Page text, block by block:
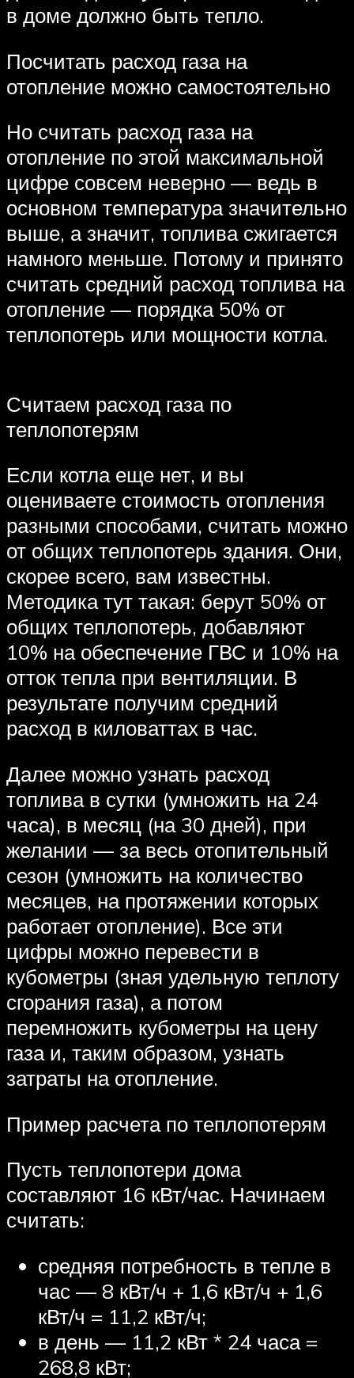
в доме должно быть тепло.
Посчитать расход газа на
отопление можно самостоятельно
Но считать расход газа на
отопление по этой максимальной
цифре совсем неверно — ведь в
основном температура значительно
выше, а значит, топлива сжигается
намного меньше. Потому и принято
считать средний расход топлива на
отопление — порядка 50% от
теплопотерь или мощности котла.
Считаем расход газа по
теплопотерям
Если котла еще нет, и вы
оцениваете стоимость отопления
разными способами, считать можно
от общих теплопотерь здания. Они,
скорее всего, вам известны.
Методика тут такая: берут 50% от
общих теплопотерь, добавляют
10% на обеспечение ГВС и 10% на
отток тепла при вентиляции. В
результате получим средний
расход в киловаттах в час.
Далее можно узнать расход
топлива в сутки (умножить на 24
часа), в месяц (на 30 дней), при
желании — за весь отопительный
сезон (умножить на количество
месяцев, на протяжении которых
работает отопление). Все эти
цифры можно перевести в
кубометры (зная удельную теплоту
сгорания газа), а потом
перемножить кубометры на цену
газа и, таким образом, узнать
затраты на отопление.
Пример расчета по теплопотерям
Пусть теплопотери дома
составляют 16 кВт/час. Начинаем
считать:
средняя потребность в тепле в
час — 8 кВт/ч + 1,6 кВт/ч + 1,6
кВт/ч = 11,2 кВт/ч;
в день — 11,2 кВт * 24 часа =
268,8 кВт;